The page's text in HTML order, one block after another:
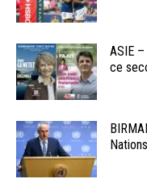
ASIE
ce